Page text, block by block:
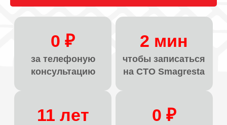
0 ₽
за телефоную
консультацию
2 мин
чтобы записаться
на СТО Smagresta
11 лет 0 ₽